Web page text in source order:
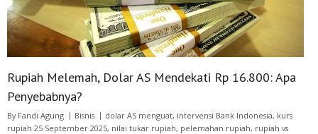
Rupiah Melemah, Dolar AS Mendekati Rp 16.800: Apa
Penyebabnya?
By Fandi Agung Bisnis dolar AS menguat, intervensi Bank Indonesia, kurs
rupiah 25 September 2025, nilai tukar rupiah, pelemahan rupiah, rupiah vs